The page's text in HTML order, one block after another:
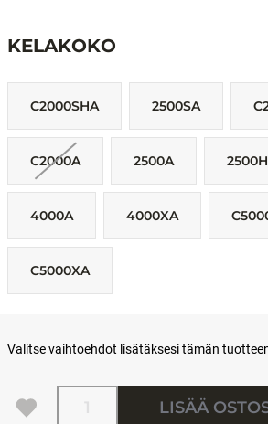
KELAKOKO
C2000SHA 2500SA
C2000A 2500A
4000A 4000XA
C5000XA
Valitse vaihtoehdot lisätäksesi tämän
Määrä
LISÄÄ